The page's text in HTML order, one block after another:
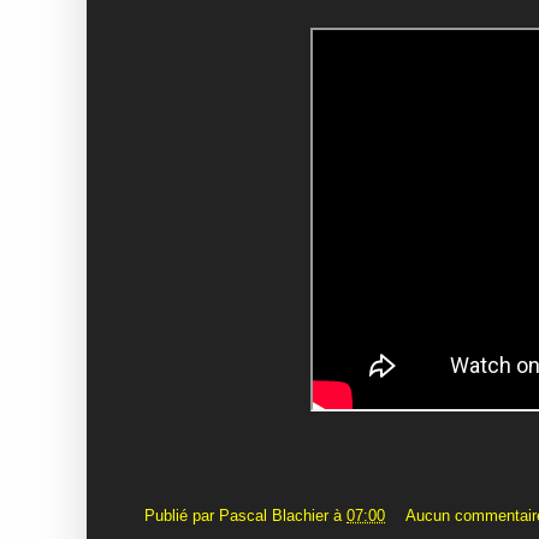
Publié par Pascal Blachier à 07:00 Aucun